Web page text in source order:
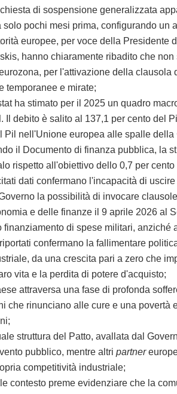
di sospensione generalizzata
solo pochi mesi prima, configurando un
per voce della Presidente
hanno chiaramente ribadito che
per l'attivazione della
temporanee e mirate;
stimato per il 2025 un quadro
Il debito è salito al 137,1 per cento del
Pil nell'Unione europea alle spalle
di finanza pubblica, la
rispetto all'obiettivo dello 0,7 per
confermano l'incapacità di uscire
la possibilità di invocare
e delle finanze il 9 aprile 2026 al
finanziamento di spese militari, anziché
confermano la fallimentare politica
da una crescita pari a zero che
vita e la perdita di potere d'acquisto;
una fase di profonda
che rinunciano alle cure e una
del Patto, avallata dal
pubblico, mentre altripartner
competitività industriale;
preme evidenziare che la